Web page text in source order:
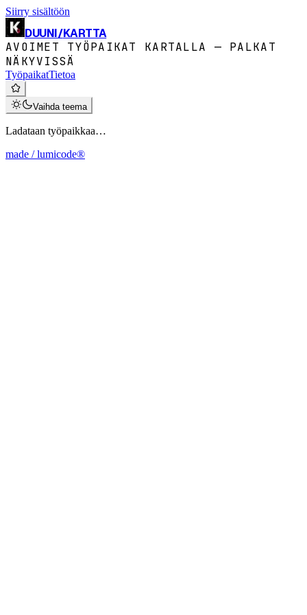
Siirry sisältöön
DUUNI/KARTTA
AVOIMET TYÖPAIKAT KARTALLA — PALKAT
NÄKYVISSÄ
TyöpaikatTietoa
Vaihda teema
Ladataan työpaikkaa…
made / lumicode®